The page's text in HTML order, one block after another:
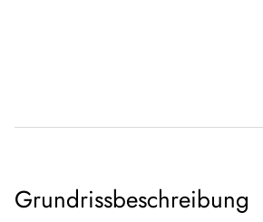
Grundrissbeschreibung